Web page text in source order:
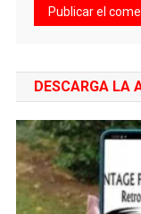
DESCARGA LA